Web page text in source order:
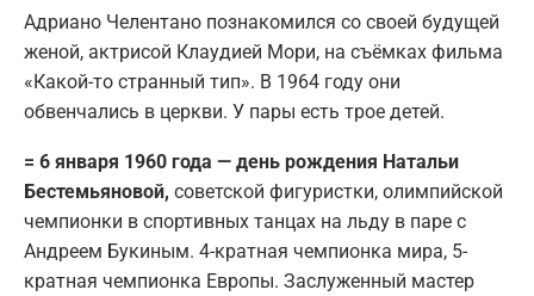
Адриано Челентано познакомился со своей будущей
женой, актрисой Клаудией Мори, на съёмках фильма
«Какой-то странный тип». В 1964 году они
обвенчались в церкви. У пары есть трое детей.
= 6 января 1960 года — день рождения Натальи
Бестемьяновой, советской фигуристки, олимпийской
чемпионки в спортивных танцах на льду в паре с
Андреем Букиным. 4-кратная чемпионка мира, 5-
кратная чемпионка Европы. Заслуженный мастер